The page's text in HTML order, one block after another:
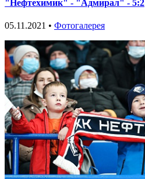
"Нефтехимик" - "Адмирал" - 5:2
05.11.2021 • Фотогалерея